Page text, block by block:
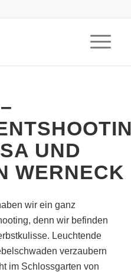
UND
WERNECK
wir ein ganz
denn wir befinden
Leuchtende
verzaubern
im Schlossgarten von